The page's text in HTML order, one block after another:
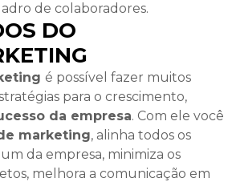
de colaboradores.
DO
é possível fazer muitos
para o crescimento,
da empresa. Com ele você
marketing, alinha todos os
da empresa, minimiza os
melhora a comunicação em